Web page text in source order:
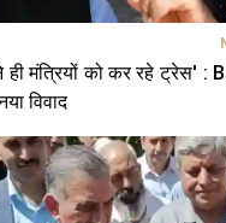
मंत्रियों को कर रहे ट्रेस' :
विवाद